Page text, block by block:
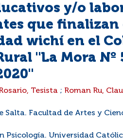
y/o
que
wichí en el
"La Mora Nº
Tesista ; Roman Ru,
Salta. Facultad de Artes y
Psicología. Universidad